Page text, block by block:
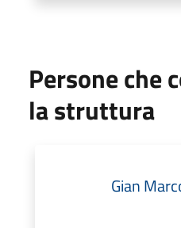
Persone che
la struttura
Gian